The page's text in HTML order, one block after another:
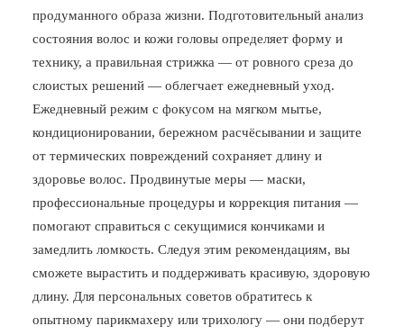
продуманного образа жизни. Подготовительный анализ
состояния волос и кожи головы определяет форму и
технику, а правильная стрижка — от ровного среза до
слоистых решений — облегчает ежедневный уход.
Ежедневный режим с фокусом на мягком мытье,
кондиционировании, бережном расчёсывании и защите
от термических повреждений сохраняет длину и
здоровье волос. Продвинутые меры — маски,
профессиональные процедуры и коррекция питания —
помогают справиться с секущимися кончиками и
замедлить ломкость. Следуя этим рекомендациям, вы
сможете вырастить и поддерживать красивую, здоровую
длину. Для персональных советов обратитесь к
опытному парикмахеру или трихологу — они подберут